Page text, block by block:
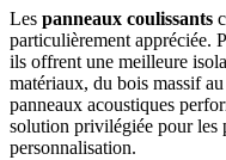
Les panneaux coulissants
particulièrement appréciée.
ils offrent une meilleure
matériaux, du bois massif
panneaux acoustiques
solution privilégiée pour les
personnalisation.